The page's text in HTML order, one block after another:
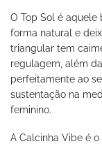
O Top Sol é
forma natural e
triangular tem
regulagem, além
perfeitamente ao
sustentação na
feminino.
A Calcinha Vibe é